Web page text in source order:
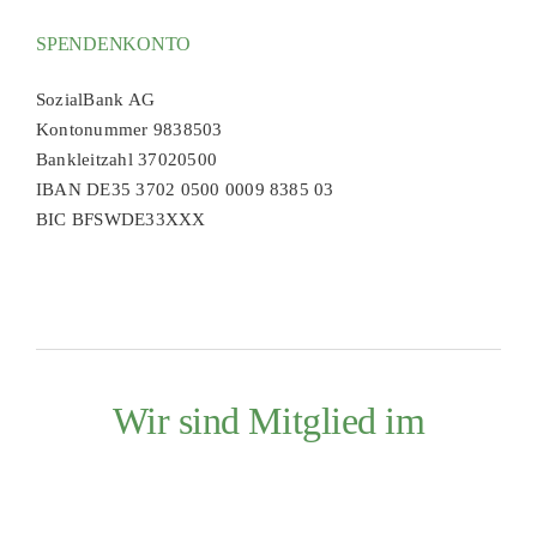
SPENDENKONTO
SozialBank AG
Kontonummer 9838503
Bankleitzahl 37020500
IBAN DE35 3702 0500 0009 8385 03
BIC BFSWDE33XXX
Wir sind Mitglied im